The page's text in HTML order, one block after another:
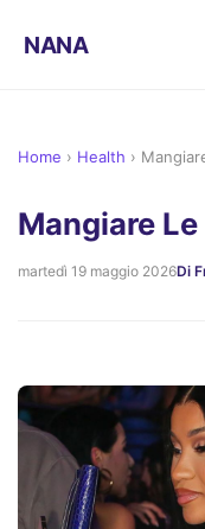
NANA
Home › Health ›
Mangiare
martedì 19 maggio 2026Di